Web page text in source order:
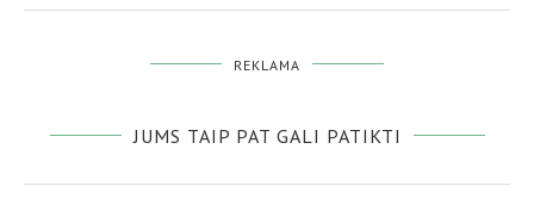
REKLAMA
JUMS TAIP PAT GALI PATIKTI